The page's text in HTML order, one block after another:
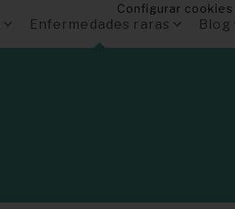
Enfermedades raras Blog
Configurar cookies